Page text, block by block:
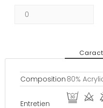
Composition 80%
Entretien
E